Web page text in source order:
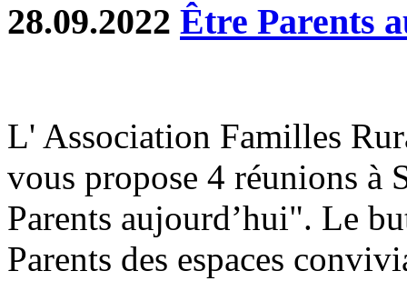
28.09.2022 Être Parents
L' Association Familles
vous propose 4 réunions à
Parents aujourd’hui". Le
Parents des espaces